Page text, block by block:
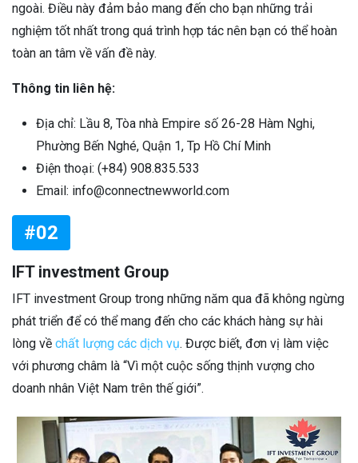
ngoài. Điều này đảm bảo mang đến cho bạn những trải
nghiệm tốt nhất trong quá trình hợp tác nên bạn có thể hoàn
toàn an tâm về vấn đề này.
Thông tin liên hệ:
Địa chỉ: Lầu 8, Tòa nhà Empire số 26-28 Hàm Nghi,
Phường Bến Nghé, Quận 1, Tp Hồ Chí Minh
Điện thoại: (+84) 908.835.533
Email: info@connectnewworld.com
#02
IFT investment Group
IFT investment Group trong những năm qua đã không ngừng
phát triển để có thể mang đến cho các khách hàng sự hài
lòng về chất lượng các dịch vụ. Được biết, đơn vị làm việc
với phương châm là “Vì một cuộc sống thịnh vượng cho
doanh nhân Việt Nam trên thế giới”.